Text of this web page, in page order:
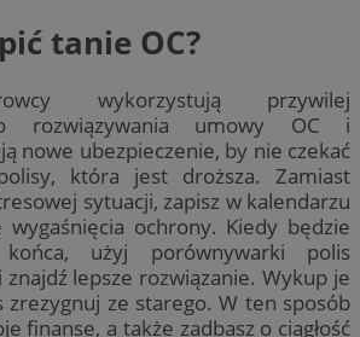
tanie OC?
wykorzystują przywilej
rozwiązywania umowy OC i
nowe ubezpieczenie, by nie czekać
która jest droższa. Zamiast
sytuacji, zapisz w kalendarzu
ochrony. Kiedy będzie
użyj porównywarki polis
lepsze rozwiązanie. Wykup je
zrezygnuj ze starego. W ten sposób
finanse, a także zadbasz o ciągłość